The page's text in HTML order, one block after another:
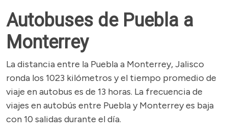
Autobuses de Puebla a
Monterrey
La distancia entre la Puebla a Monterrey, Jalisco
ronda los 1023 kilómetros y el tiempo promedio de
viaje en autobus es de 13 horas. La frecuencia de
viajes en autobús entre Puebla y Monterrey es baja
con 10 salidas durante el día.